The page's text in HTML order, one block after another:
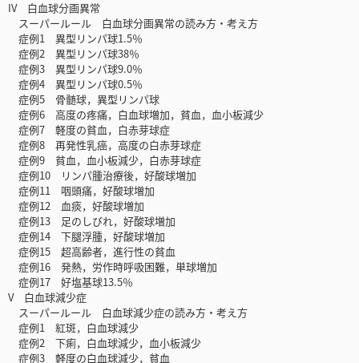
IV 白血球分画異常
スーパールール 白血球分画異常の読み方・考え方
症例1 異型リンパ球1.5％
症例2 異型リンパ球38％
症例3 異型リンパ球9.0％
症例4 異型リンパ球0.5％
症例5 骨髄球，異型リンパ球
症例6 高度の疼痛，白血球増加，貧血，血小板減少
症例7 軽度の貧血，白赤芽球症
症例8 再発性乳癌，高度の白赤芽球症
症例9 貧血，血小板減少，白赤芽球症
症例10 リンパ腫治療後，好酸球増加
症例11 咽頭痛，好酸球増加
症例12 血痰，好酸球増加
症例13 足のしびれ，好酸球増加
症例14 下腿浮腫，好酸球増加
症例15 超高齢者，進行性の貧血
症例16 発熱，労作時呼吸困難，単球増加
症例17 好塩基球13.5％
V 白血球減少症
スーパールール 白血球減少症の読み方・考え方
症例1 紅斑，白血球減少
症例2 下痢，白血球減少，血小板減少
症例3 軽度の白血球減少，貧血